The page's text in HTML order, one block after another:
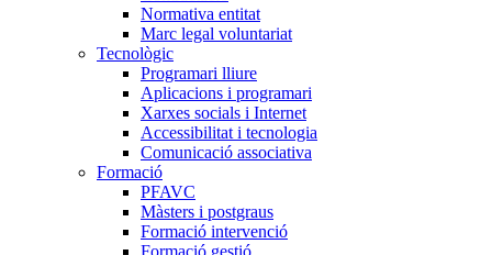
Normativa entitat
Marc legal voluntariat
Tecnològic
Programari lliure
Aplicacions i programari
Xarxes socials i Internet
Accessibilitat i tecnologia
Comunicació associativa
Formació
PFAVC
Màsters i postgraus
Formació intervenció
Formació gestió